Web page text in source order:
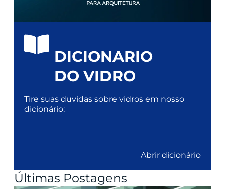
DICIONARIO
DO VIDRO
Tire suas duvidas sobre vidros em nosso
dicionário:
Abrir dicionário
Últimas Postagens